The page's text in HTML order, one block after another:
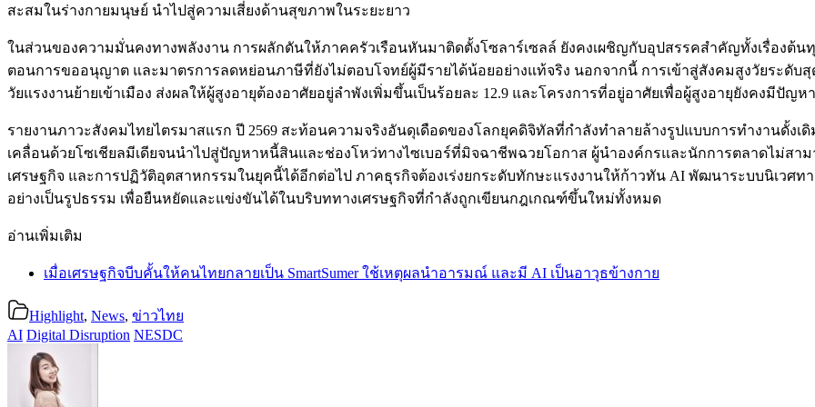
สะสมในร่างกายมนุษย์ นำไปสู่ความเสี่ยงด้านสุขภาพในระยะยาว
ในส่วนของความมั่นคงทางพลังงาน การผลักดันให้ภาคครัวเรือนหันมาติดตั้งโซลาร์เซลล์ ยังคงเผชิญกับอุปสรรคสำคัญทั้งเรื่องต้นทุ
ตอนการขออนุญาต และมาตรการลดหย่อนภาษีที่ยังไม่ตอบโจทย์ผู้มีรายได้น้อยอย่างแท้จริง นอกจากนี้ การเข้าสู่สังคมสูงวัยระดับ
วัยแรงงานย้ายเข้าเมือง ส่งผลให้ผู้สูงอายุต้องอาศัยอยู่ลำพังเพิ่มขึ้นเป็นร้อยละ 12.9 และโครงการที่อยู่อาศัยเพื่อผู้สูงอายุยังคงมีปั
รายงานภาวะสังคมไทยไตรมาสแรก ปี 2569 สะท้อนความจริงอันดุเดือดของโลกยุคดิจิทัลที่กำลังทำลายล้างรูปแบบการทำงานดั้
เคลื่อนด้วยโซเชียลมีเดียจนนำไปสู่ปัญหาหนี้สินและช่องโหว่ทางไซเบอร์ที่มิจฉาชีพฉวยโอกาส ผู้นำองค์กรและนักการตลาดไม่ส
เศรษฐกิจ และการปฏิวัติอุตสาหกรรมในยุคนี้ได้อีกต่อไป ภาคธุรกิจต้องเร่งยกระดับทักษะแรงงานให้ก้าวทัน AI พัฒนาระบบนิเวศ
อย่างเป็นรูปธรรม เพื่อยืนหยัดและแข่งขันได้ในบริบททางเศรษฐกิจที่กำลังถูกเขียนกฎเกณฑ์ขึ้นใหม่ทั้งหมด
อ่านเพิ่มเติม
เมื่อเศรษฐกิจบีบคั้นให้คนไทยกลายเป็น SmartSumer ใช้เหตุผลนำอารมณ์ และมี AI เป็นอาวุธข้างกาย
Highlight, News, ข่าวไทย
AI Digital Disruption NESDC